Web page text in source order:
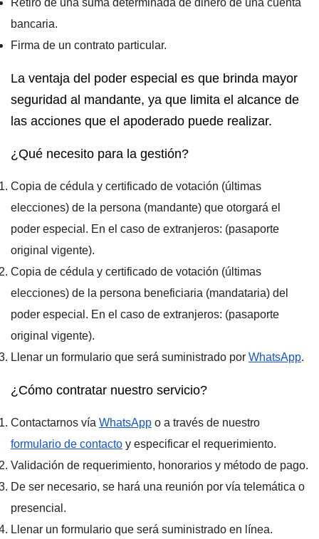
bancaria.
Firma de un contrato particular.
La ventaja del poder especial es que brinda mayor
seguridad al mandante, ya que limita el alcance de
las acciones que el apoderado puede realizar.
¿Qué necesito para la gestión?
Copia de cédula y certificado de votación (últimas
elecciones) de la persona (mandante) que otorgará el
poder especial. En el caso de extranjeros: (pasaporte
original vigente).
Copia de cédula y certificado de votación (últimas
elecciones) de la persona beneficiaria (mandataria) del
poder especial. En el caso de extranjeros: (pasaporte
original vigente).
Llenar un formulario que será suministrado por WhatsApp.
¿Cómo contratar nuestro servicio?
Contactarnos vía WhatsApp o a través de nuestro
formulario de contacto y especificar el requerimiento.
Validación de requerimiento, honorarios y método de pago.
De ser necesario, se hará una reunión por vía telemática o
presencial.
Llenar un formulario que será suministrado en línea.